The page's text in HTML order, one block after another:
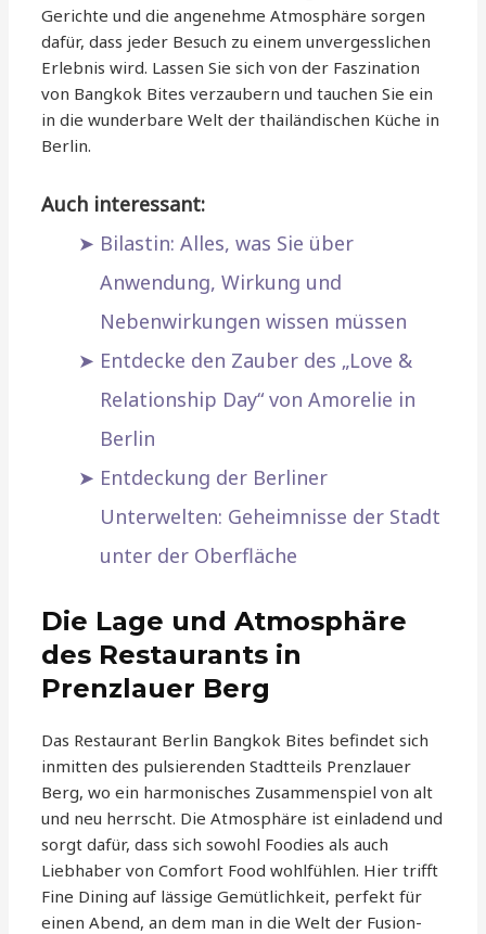
Gerichte und die angenehme Atmosphäre sorgen
dafür, dass jeder Besuch zu einem unvergesslichen
Erlebnis wird. Lassen Sie sich von der Faszination
von Bangkok Bites verzaubern und tauchen Sie ein
in die wunderbare Welt der thailändischen Küche in
Berlin.
Auch interessant:
Bilastin: Alles, was Sie über
Anwendung, Wirkung und
Nebenwirkungen wissen müssen
Entdecke den Zauber des „Love &
Relationship Day“ von Amorelie in
Berlin
Entdeckung der Berliner
Unterwelten: Geheimnisse der Stadt
unter der Oberfläche
Die Lage und Atmosphäre
des Restaurants in
Prenzlauer Berg
Das Restaurant Berlin Bangkok Bites befindet sich
inmitten des pulsierenden Stadtteils Prenzlauer
Berg, wo ein harmonisches Zusammenspiel von alt
und neu herrscht. Die Atmosphäre ist einladend und
sorgt dafür, dass sich sowohl Foodies als auch
Liebhaber von Comfort Food wohlfühlen. Hier trifft
Fine Dining auf lässige Gemütlichkeit, perfekt für
einen Abend, an dem man in die Welt der Fusion-